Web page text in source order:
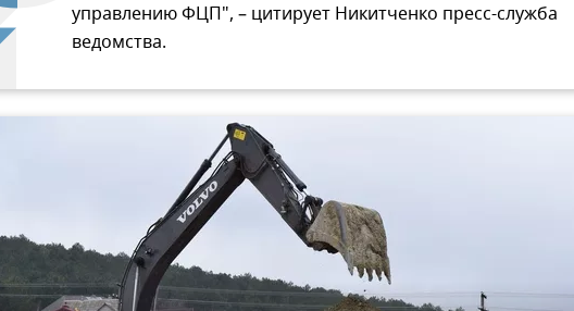
управлению ФЦП", – цитирует Никитченко пресс-служба
ведомства.